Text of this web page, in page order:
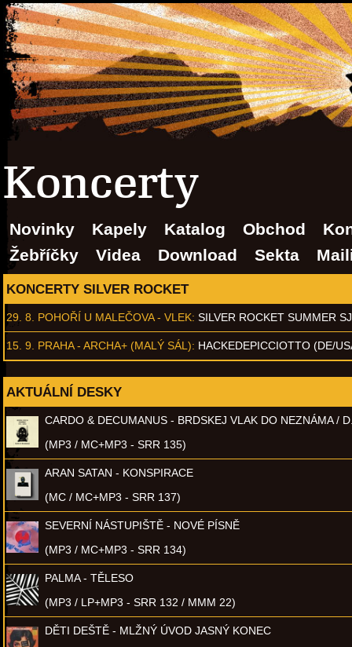
Koncerty
Novinky Kapely Katalog Obchod
Žebříčky
Videa Download Sekta
KONCERTY SILVER ROCKET
29. 8. POHOŘÍ U MALEČOVA - VLEK: SILVER ROCKET SUMMER
15. 9. PRAHA - ARCHA+ (MALÝ SÁL): HACKEDEPICCIOTTO (DE/
AKTUÁLNÍ DESKY
CARDO & DECUMANUS - BRDSKEJ VLAK DO NEZNÁMA /
(MP3 / MC+MP3 - SRR 135)
ARAN SATAN - KONSPIRACE
(MC / MC+MP3 - SRR 137)
SEVERNÍ NÁSTUPIŠTĚ - NOVÉ PÍSNĚ
(MP3 / MC+MP3 - SRR 134)
PALMA - TĚLESO
(MP3 / LP+MP3 - SRR 132 / MMM 22)
DĚTI DEŠTĚ - MLŽNÝ ÚVOD JASNÝ KONEC